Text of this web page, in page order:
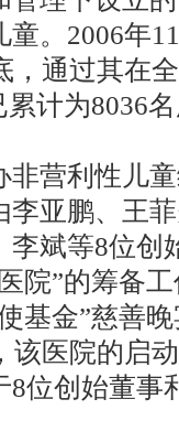
。2006年
，通过其在
累计为8036
营利性儿童
亚鹏、王
李斌等8位创
院”的筹备
基金”慈善
该医院的启
8位创始董事